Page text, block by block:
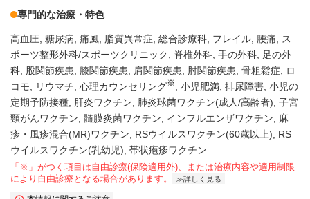
専門的な治療・特色
高血圧 糖尿病 痛風 脂質異常症 総合診療科 フレイル 腰痛
ス
ポーツ整形外科/スポーツクリニック
脊椎外科 手の外科
足の外
科
股関節疾患 膝関節疾患 肩関節疾患 肘関節疾患 骨粗鬆症
ロ
コモ
リウマチ 心理カウンセリング※ 小児肥満 排尿障害 小児の
定期予防接種
肝炎ワクチン 肺炎球菌ワクチン(成人/高齢者) 子宮
頸がんワクチン 髄膜炎菌ワクチン インフルエンザワクチン
麻
疹・風疹混合(MR)ワクチン
RSウイルスワクチン(60歳以上)
RS
ウイルスワクチン(乳幼児) 帯状疱疹ワクチン
「※」がつく項目は自由診療(保険適用外)、または治療内容や適用制限
により自由診療となる場合があります。
詳しく見る